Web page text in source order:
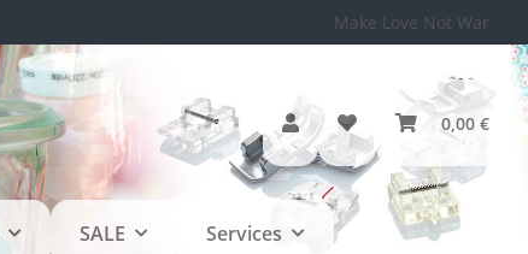
Make Love Not War
0,00 €
SALE Services